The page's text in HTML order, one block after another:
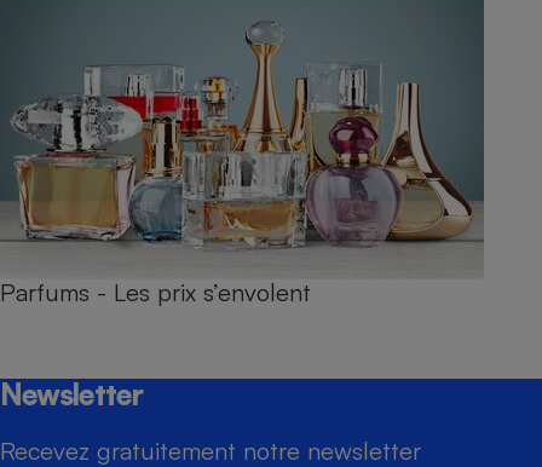
Parfums - Les prix s’envolent
Newsletter
Recevez gratuitement notre newsletter